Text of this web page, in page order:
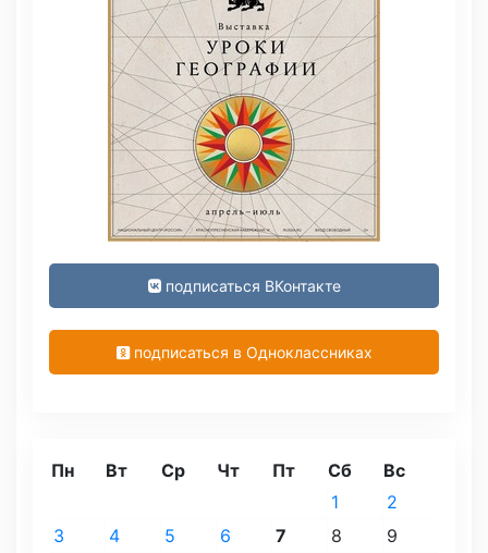
подписаться ВКонтакте
подписаться в Одноклассниках
Пн Вт Ср Чт Пт Сб Вс
1
2
3
4 5 6 7 8
9